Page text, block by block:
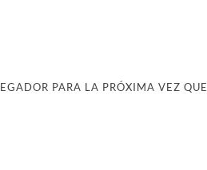
PARA LA PRÓXIMA VEZ QUE